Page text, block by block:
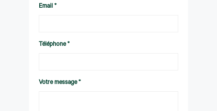
Email *
Téléphone *
Votre message *